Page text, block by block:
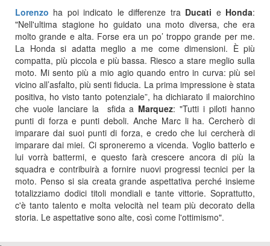
Lorenzo ha poi indicato le differenze tra Ducati e Honda:
"Nell'ultima stagione ho guidato una moto diversa, che era
molto grande e alta. Forse era un po’ troppo grande per me.
La Honda si adatta meglio a me come dimensioni. È più
compatta, più piccola e più bassa. Riesco a stare meglio sulla
moto. Mi sento più a mio agio quando entro in curva: più sei
vicino all’asfalto, più senti fiducia. La prima impressione è stata
positiva, ho visto tanto potenziale”, ha dichiarato il maiorchino
che vuole lanciare la sfida a Marquez: "Tutti i piloti hanno
punti di forza e punti deboli. Anche Marc li ha. Cercherò di
imparare dai suoi punti di forza, e credo che lui cercherà di
imparare dai miei. Ci sproneremo a vicenda. Voglio batterlo e
lui vorrà battermi, e questo farà crescere ancora di più la
squadra e contribuirà a fornire nuovi progressi tecnici per la
moto. Penso si sia creata grande aspettativa perché insieme
totalizziamo dodici titoli mondiali e tante vittorie. Soprattutto,
c'è tanto talento e molta velocità nel team più decorato della
storia. Le aspettative sono alte, così come l'ottimismo".